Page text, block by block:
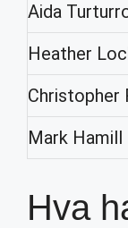
Aida
Heather
Christopher
Mark Hamill
Hva